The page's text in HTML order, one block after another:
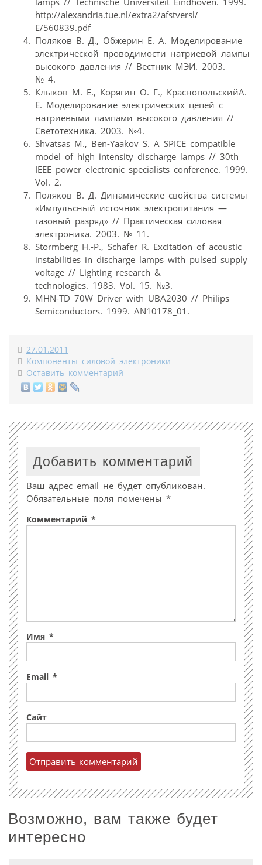
http://alexandria.tue.nl/extra2/afstversl/
E/560839.pdf
Поляков В. Д., Обжерин Е. А. Моделирование
электрической проводимости натриевой лампы
высокого давления // Вестник МЭИ. 2003.
№ 4.
Клыков М. Е., Корягин О. Г., КраснопольскийА.
Е. Моделирование электрических цепей с
натриевыми лампами высокого давления //
Светотехника. 2003. №4.
Shvatsas M., Ben-Yaakov S. A SPICE compatible
model of high intensity discharge lamps // 30th
IEEE power electronic specialists conference. 1999.
Vol. 2.
Поляков В. Д. Динамические свойства системы
«Импульсный источник электропитания —
газовый разряд» // Практическая силовая
электроника. 2003. № 11.
Stormberg H.-P., Schafer R. Excitation of acoustic
instabilities in discharge lamps with pulsed supply
voltage // Lighting research &
technologies. 1983. Vol. 15. №3.
MHN-TD 70W Driver with UBA2030 // Philips
Semiconductors. 1999. AN10178_01.
27.01.2011
Компоненты силовой электроники
Оставить комментарий
Добавить комментарий
Ваш адрес email не будет опубликован.
Обязательные поля помечены *
Комментарий *
Имя *
Email *
Сайт
Возможно, вам также будет
интересно